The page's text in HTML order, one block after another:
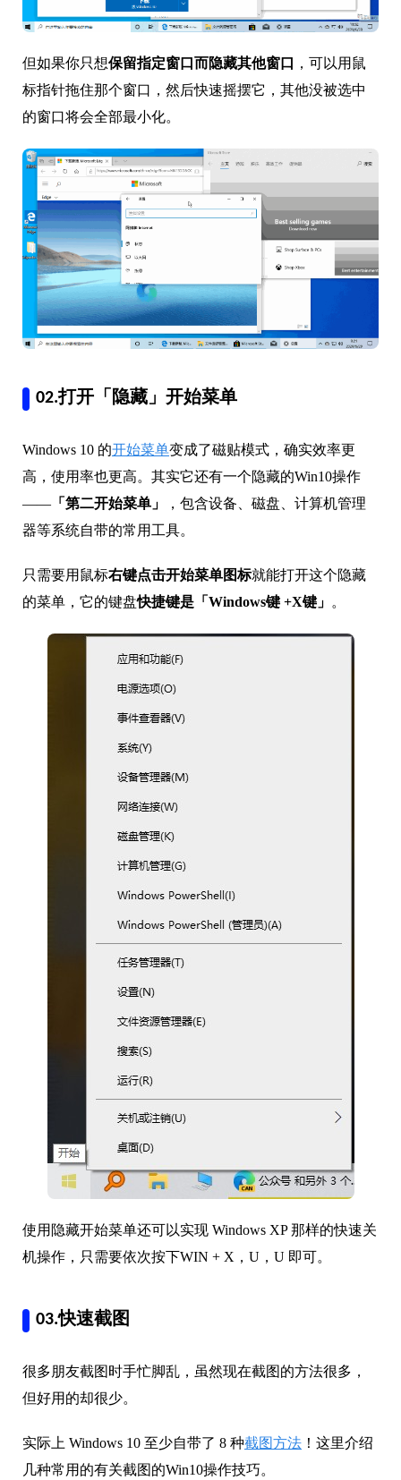
但如果你只想保留指定窗口而隐藏其他窗口
，可以用鼠
标指针拖住那个窗口，然后快速摇摆它，其他没被选中
的窗口将会全部最小化。
02.打开「隐藏」开始菜单
Windows 10 的开始菜单变成了磁贴模式，确实效率更
高，使用率也更高。其实它还有一个隐藏的Win10操作
—— 「第二开始菜单」
，包含设备、磁盘、计算机管理
器等系统自带的常用工具。
只需要用鼠标右键点击开始菜单图标就能打开这个隐藏
的菜单，它的键盘快捷键是「Windows键 +X键」 。
使用隐藏开始菜单还可以实现 Windows XP 那样的快速关
机操作，只需要依次按下WIN + X，U，U 即可。
03.快速截图
很多朋友截图时手忙脚乱，虽然现在截图的方法很多，
但好用的却很少。
实际上 Windows 10 至少自带了 8 种截图方法 ！这里介绍
几种常用的有关截图的Win10操作技巧。